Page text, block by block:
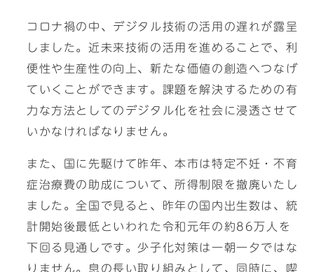
コロナ禍の中、デジタル技術の活用の遅れが露呈
しました。近未来技術の活用を進めることで、利
便性や生産性の向上、新たな価値の創造へつなげ
ていくことができます。課題を解決するための有
力な方法としてのデジタル化を社会に浸透させて
いかなければなりません。
また、国に先駆けて昨年、本市は特定不妊・不育
症治療費の助成について、所得制限を撤廃いたし
ました。全国で見ると、昨年の国内出生数は、統
計開始後最低といわれた令和元年の約86万人を
下回る見通しです。少子化対策は一朝一夕ではな
りません。息の長い取り組みとして、同時に、喫